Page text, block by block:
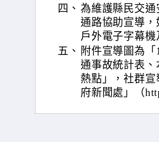
四、 為維護縣民交
通路協助宣導
戶外電子字幕機
五、 附件宣導圖為
通事故統計表
熱點」，社群
府新聞處」（